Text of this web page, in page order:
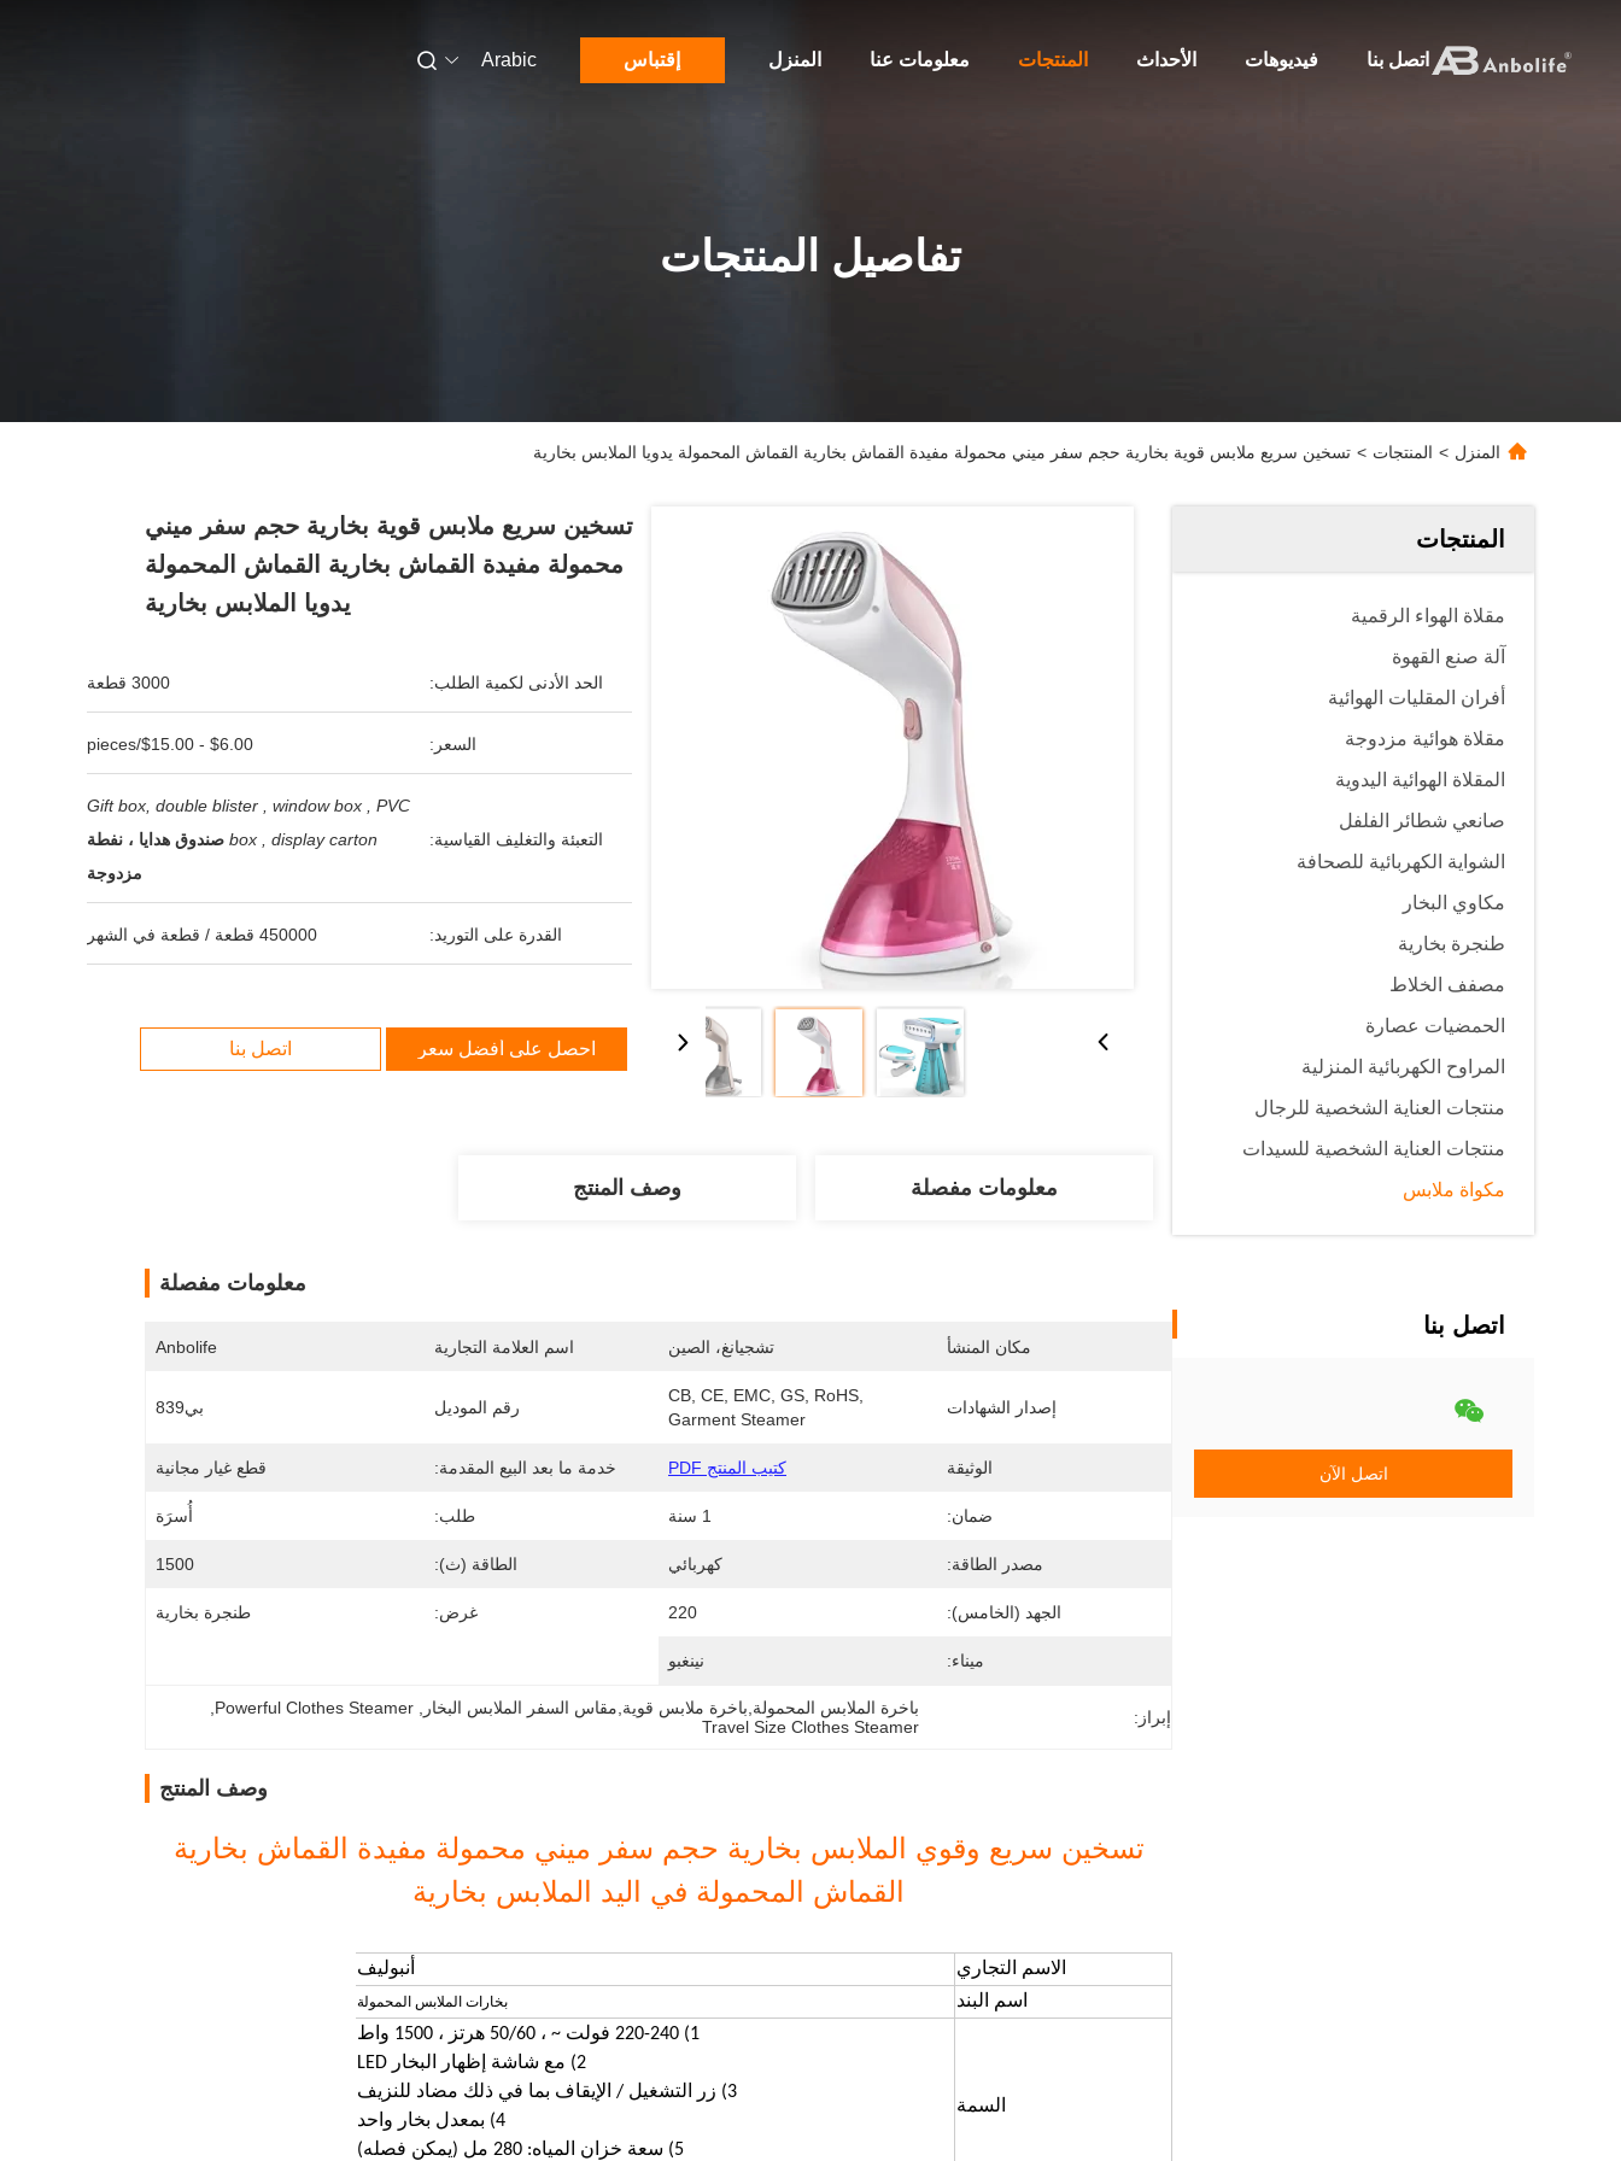
المنزل معلومات عنا المنتجات الأحداث فيديوهات اتصل بنا إقتباس Arabic
تفاصيل المنتجات
المنزل > المنتجات > تسخين سريع ملابس قوية بخارية حجم سفر ميني محمولة مفيدة القماش بخارية القماش المحمولة يدويا الملابس بخارية
المنتجات
مقلاة الهواء الرقمية
آلة صنع القهوة
أفران المقليات الهوائية
مقلاة هوائية مزدوجة
المقلاة الهوائية اليدوية
صانعي شطائر الفلفل
الشواية الكهربائية للصحافة
مكاوي البخار
طنجرة بخارية
مصفف الخلاط
الحمضيات عصارة
المراوح الكهربائية المنزلية
منتجات العناية الشخصية للرجال
منتجات العناية الشخصية للسيدات
مكواة ملابس
اتصل بنا
اتصل الآن
تسخين سريع ملابس قوية بخارية حجم سفر ميني
محمولة مفيدة القماش بخارية القماش المحمولة
يدويا الملابس بخارية
الحد الأدنى لكمية الطلب: 3000 قطعة
السعر: $6.00 - $15.00/pieces
التعبئة والتغليف القياسية:
Gift box, double blister , window box , PVC
box , display carton صندوق هدايا ، نفطة
مزدوجة
القدرة على التوريد: 450000 قطعة / قطعة في الشهر
احصل على أفضل سعر اتصل بنا
معلومات مفصلة وصف المنتج
معلومات مفصلة
مكان المنشأ تشجيانغ، الصين اسم العلامة التجارية Anbolife
إصدار الشهادات
CB, CE, EMC, GS, RoHS,
Garment Steamer
رقم الموديل بي839
الوثيقة كتيب المنتج PDF خدمة ما بعد البيع المقدمة: قطع غيار مجانية
ضمان: 1 سنة طلب: أُسرَة
مصدر الطاقة: كهربائي الطاقة (ث): 1500
الجهد (الخامس): 220 غرض: طنجرة بخارية
ميناء: نينغبو
إبراز: باخرة الملابس المحمولة,باخرة ملابس قوية,مقاس السفر الملابس البخار ,
Powerful Clothes Steamer
Travel Size Clothes Steamer
وصف المنتج
تسخين سريع وقوي الملابس بخارية حجم سفر ميني محمولة مفيدة القماش بخارية
القماش المحمولة في اليد الملابس بخارية
الاسم التجاري
أنبوليف
اسم البند
بخارات الملابس المحمولة
السمة
1) 220-240 فولت ~ ، 50/60 هرتز ، 1500 واط
2) مع شاشة إظهار البخار LED
3) زر التشغيل / الإيقاف بما في ذلك مضاد للنزيف
4) بمعدل بخار واحد
5) سعة خزان المياه: 280 مل (يمكن فصله)